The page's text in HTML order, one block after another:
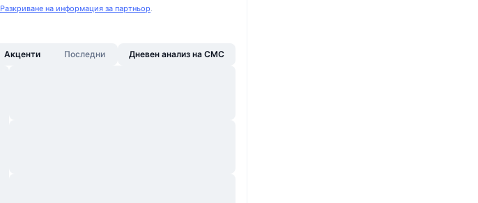
Разкриване на информация за партньор.
Акценти Последни Дневен анализ на CMC